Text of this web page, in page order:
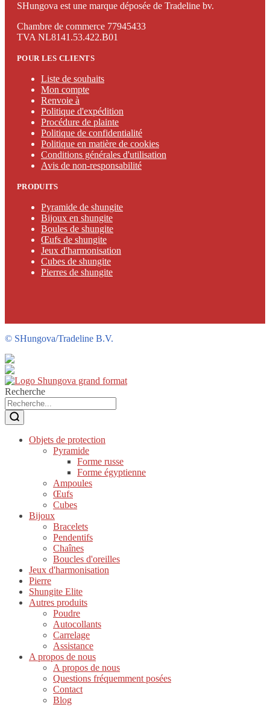
SHungova est une marque déposée de Tradeline bv.
Chambre de commerce 77945433
TVA NL8141.53.422.B01
POUR LES CLIENTS
Liste de souhaits
Mon compte
Renvoie à
Politique d'expédition
Procédure de plainte
Politique de confidentialité
Politique en matière de cookies
Conditions générales d'utilisation
Avis de non-responsabilité
PRODUITS
Pyramide de shungite
Bijoux en shungite
Boules de shungite
Œufs de shungite
Jeux d'harmonisation
Cubes de shungite
Pierres de shungite
© SHungova/Tradeline B.V.
Recherche
Objets de protection
Pyramide
Forme russe
Forme égyptienne
Ampoules
Œufs
Cubes
Bijoux
Bracelets
Pendentifs
Chaînes
Boucles d'oreilles
Jeux d'harmonisation
Pierre
Shungite Elite
Autres produits
Poudre
Autocollants
Carrelage
Assistance
A propos de nous
A propos de nous
Questions fréquemment posées
Contact
Blog